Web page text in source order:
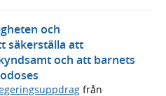
och
säkerställa att
och att barnets
från